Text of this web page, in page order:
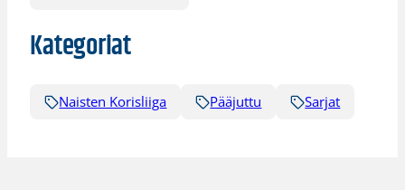
Kategoriat
Naisten Korisliiga Pääjuttu Sarjat